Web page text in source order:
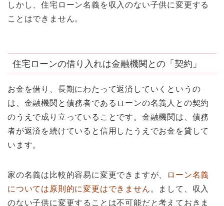
しかし、住宅ローン名義を収入のない子供に変更する
ことはできません。
住宅ローンの借り入れは金融機関との「契約」
お金を借り、長期にわたって返済していくというの
は、金融機関と債務者であるローンの名義人との契約
のうえで成り立っていることです。金融機関は、債務
者が返済を続けていると信用したうえでお金を貸して
います。
家の名義は比較的容易に変更できますが、
ローン名義
については原則的に変更はできません 。まして、収入
のない子供に変更することは不可能だと考えておきま